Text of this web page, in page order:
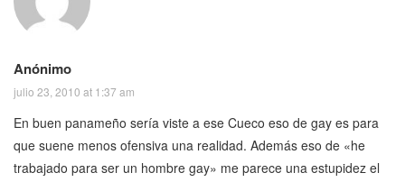
Anónimo
julio 23, 2010 at 1:37 am
En buen panameño sería viste a ese Cueco eso de gay es para
que suene menos ofensiva una realidad. Además eso de «he
trabajado para ser un hombre gay» me parece una estupidez el